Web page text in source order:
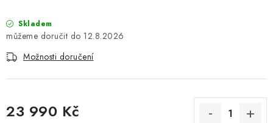
STŘEŠNÍ KOŠE
AUTOSTANY
Skladem
12.8.2026
Možnosti doručení
23 990 Kč